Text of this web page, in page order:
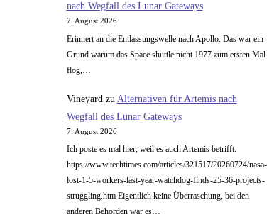
nach Wegfall des Lunar Gateways
7. August 2026
Erinnert an die Entlassungswelle nach Apollo. Das war ein
Grund warum das Space shuttle nicht 1977 zum ersten Mal
flog,…
Vineyard zu Alternativen für Artemis nach
Wegfall des Lunar Gateways
7. August 2026
Ich poste es mal hier, weil es auch Artemis betrifft.
https://www.techtimes.com/articles/321517/20260724/nasa-
lost-1-5-workers-last-year-watchdog-finds-25-36-projects-
struggling.htm Eigentlich keine Überraschung, bei den
anderen Behörden war es…